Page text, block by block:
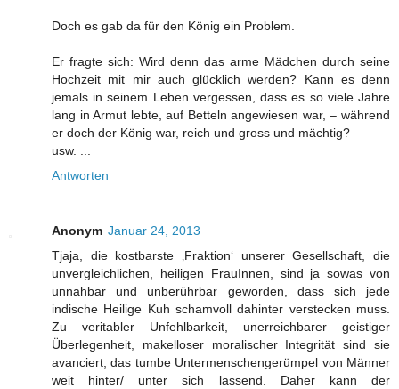
Doch es gab da für den König ein Problem.
Er fragte sich: Wird denn das arme Mädchen durch seine
Hochzeit mit mir auch glücklich werden? Kann es denn
jemals in seinem Leben vergessen, dass es so viele Jahre
lang in Armut lebte, auf Betteln angewiesen war, – während
er doch der König war, reich und gross und mächtig?
usw. ...
Antworten
Anonym Januar 24, 2013
Tjaja, die kostbarste ‚Fraktion‘ unserer Gesellschaft, die
unvergleichlichen, heiligen FrauInnen, sind ja sowas von
unnahbar und unberührbar geworden, dass sich jede
indische Heilige Kuh schamvoll dahinter verstecken muss.
Zu veritabler Unfehlbarkeit, unerreichbarer geistiger
Überlegenheit, makelloser moralischer Integrität sind sie
avanciert, das tumbe Untermenschengerümpel von Männer
weit hinter/ unter sich lassend. Daher kann der